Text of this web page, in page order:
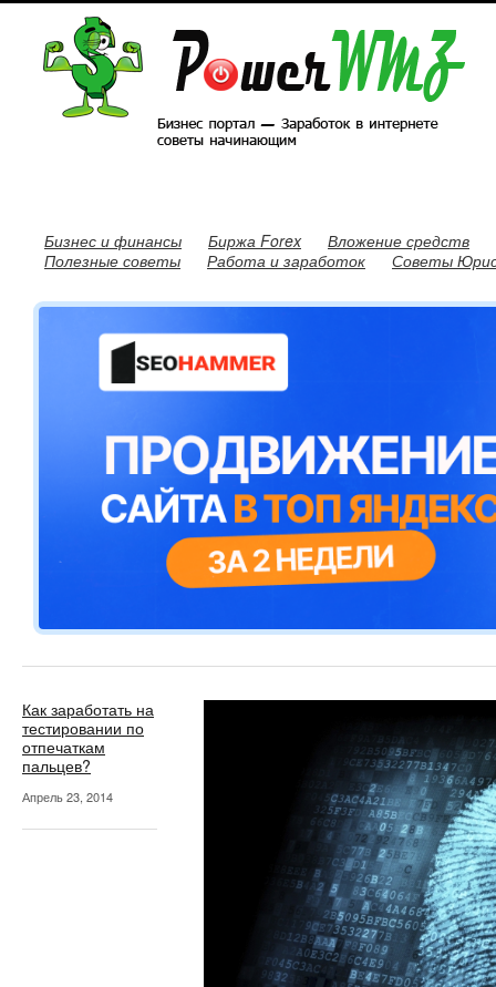
Бизнес и финансы Биржа Forex
Вложение средств
Полезные советы
Работа и заработок Советы
Как заработать на
тестировании по
отпечаткам
пальцев?
Апрель 23, 2014